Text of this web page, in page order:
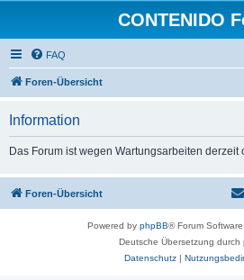
CONTENIDO
FAQ
Foren-Übersicht
Information
Das Forum ist wegen Wartungsarbeiten derzeit
Foren-Übersicht
Powered by phpBB® Forum
Deutsche Übersetzung durch
Datenschutz|